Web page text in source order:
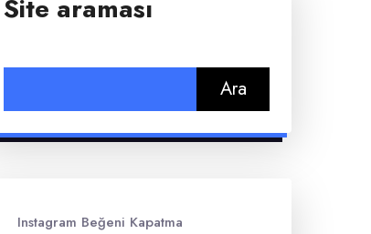
Site araması
Instagram Beğeni Kapatma